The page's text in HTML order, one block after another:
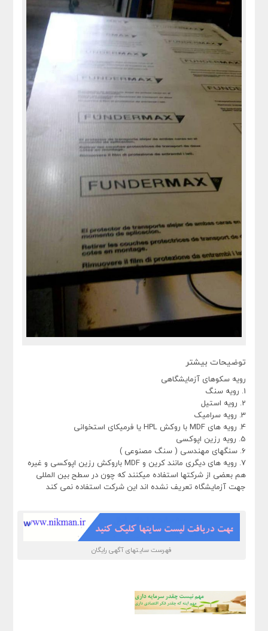
توضیحات بیشتر
رویه سکوهای آزمایشگاهی
1. رویه سنگ
2. رویه استیل
3. رویه سرامیک
4. رویه های MDF با روکش HPL یا فرمیکای استخوانی
5. رویه رزین اپوکسی
6. سنگهای مهندسی ( سنگ مصنوعی )
7. رویه های دیگری مانند کرین و MDF باروکش رزین اپوکسی و غیره
هم بعضی از شرکتها استفاده میکنند که چون در سطح بین المللی
جهت آزمایشگاه تعریف نشده اند این شرکت استفاده نمی کند
فهرست سایتهای آگهی رایگان